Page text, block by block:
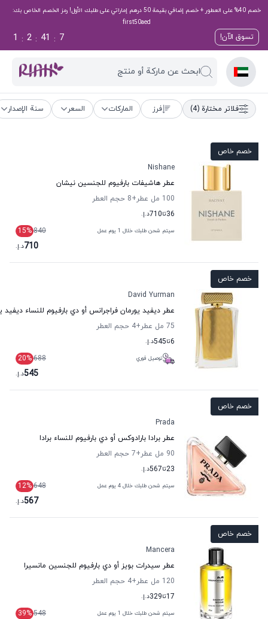
خصم 40% على العطور + خصم إضافي بقيمة 50 درهم إماراتي على طلبك الأول! رمز الخصم الخاص بك:
first50aed
تسوق الآن! 6
:
41
:
2
:
1
ابحث عن ماركة أو منتج
فلاتر مختارة (4) فرز الماركات السعر سنة الإصدار
خصم خاص
Nishane
عطر هاشيفات بارفيوم للجنسين نيشان
100 مل عطر
+8
حجم العطر
36تا710د.إ.
سيتم شحن طلبك خلال 1 يوم عمل 840
15%
710د.إ.
خصم خاص
David Yurman
عطر ديفيد يورمان فراجرانس أو دي بارفيوم للنساء ديفيد
75 مل عطر
+4
حجم العطر
6تا545د.إ.
توصيل فوري 688
20%
545د.إ.
خصم خاص
Prada
عطر برادا بارادوكس أو دي بارفيوم للنساء برادا
90 مل عطر
+7
حجم العطر
23تا567د.إ.
سيتم شحن طلبك خلال 4 يوم عمل 648
12%
567د.إ.
خصم خاص
Mancera
عطر سيدرات بويز أو دي بارفيوم للجنسين مانسيرا
120 مل عطر
+4
حجم العطر
17تا329د.إ.
سيتم شحن طلبك خلال 1 يوم عمل 548
39%